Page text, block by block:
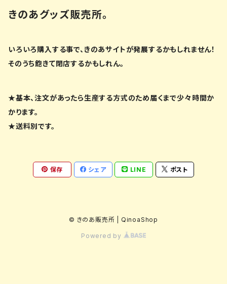
きのあグッズ販売所。
いろいろ購入する事で、きのあサイトが発展するかもしれません！
そのうち飽きて閉店するかもしれん。
★基本、注文があったら生産する方式のため届くまで少々時間か
かります。
★送料別です。
保存 シェア LINE ポスト
© きのあ販売所 | QinoaShop
Powered by